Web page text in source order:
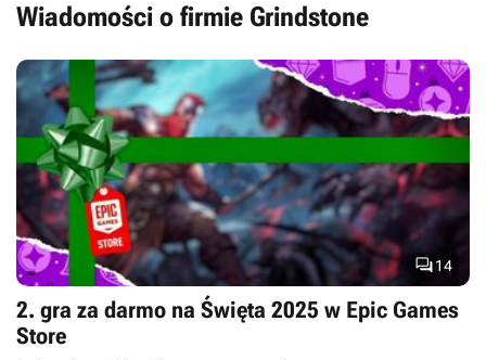
Wiadomości o firmie Grindstone
14
2. gra za darmo na Święta 2025 w Epic Games
Store